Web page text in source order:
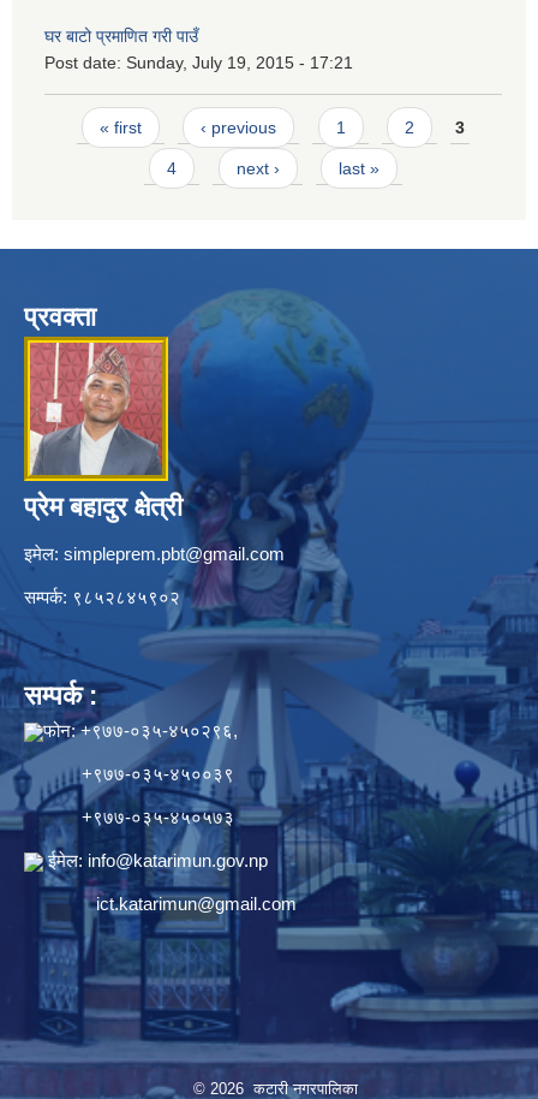
घर बाटो प्रमाणित गरी पाउँ
Post date: Sunday, July 19, 2015 - 17:21
Pages
« first ‹ previous 1 2 3
4 next › last »
प्रवक्ता
प्रेम बहादुर क्षेत्री
इमेल: simpleprem.pbt@gmail.com
सम्पर्क: ९८५२८४५९०२
सम्पर्क :
फोन: +९७७-०३५-४५०२९६,
+९७७-०३५-४५००३९
+९७७-०३५-४५०५७३
ईमेल: info@katarimun.gov.np
ict.katarimun@gmail.com
© 2026 कटारी नगरपालिका